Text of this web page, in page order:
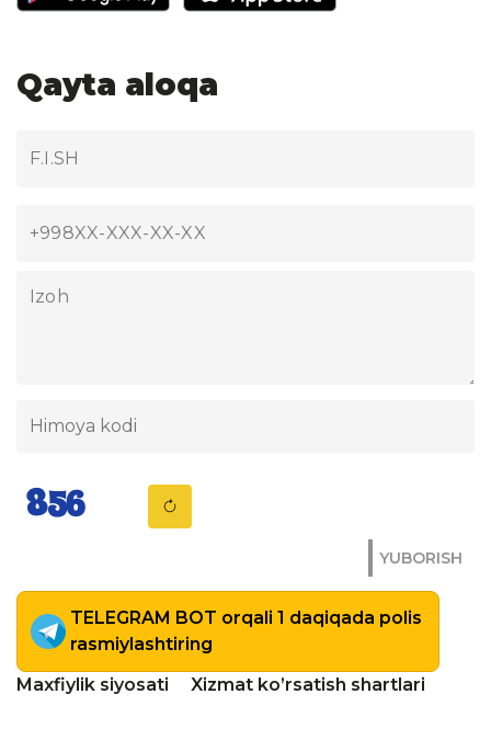
Qayta aloqa
YUBORISH
TELEGRAM BOT orqali 1 daqiqada polis
rasmiylashtiring
Maxfiylik siyosati
Xizmat ko’rsatish shartlari